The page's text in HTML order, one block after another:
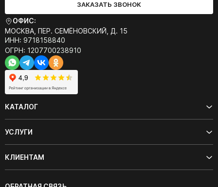
ЗАКАЗАТЬ ЗВОНОК
ОФИС:
МОСКВА, ПЕР. СЕМЁНОВСКИЙ, Д. 15
ИНН: 9718158840
ОГРН: 1207700238910
КАТАЛОГ
УСЛУГИ
КЛИЕНТАМ